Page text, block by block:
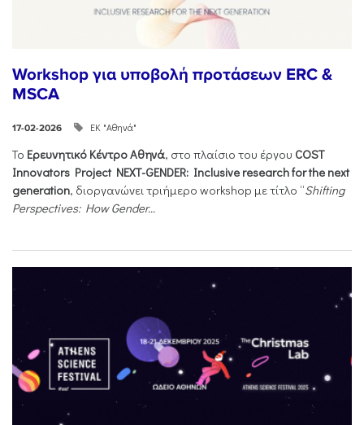
Workshop για υποβολή προτάσεων ERC &
MSCA
17-02-2026 ΕΚ "Αθηνά"
Το Ερευνητικό Κέντρο Αθηνά, στο πλαίσιο του έργου COST
Innovators Project NEXT-GENDER: Inclusive research for the next
generation, διοργανώνει τριήμερο workshop με τίτλο “Shifting
Perspectives: How Gender...